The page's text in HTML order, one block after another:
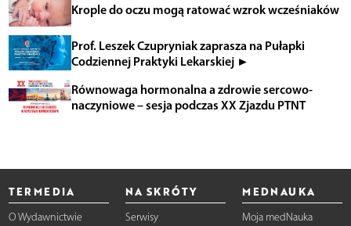
Krople do oczu mogą ratować wzrok wcześniaków
Prof. Leszek Czupryniak zaprasza na Pułapki
Codziennej Praktyki Lekarskiej ►
Równowaga hormonalna a zdrowie sercowo-
naczyniowe – sesja podczas XX Zjazdu PTNT
TERMEDIA
O Wydawnictwie
NA SKRÓTY
Serwisy
MEDNAUKA
Moja medNauka